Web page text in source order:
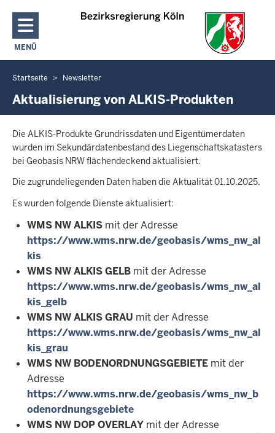
Direkt zum Inhalt
MENÜ
NAVIGATION AKTIVIEREN/DEAKTIVIEREN: HAUPTMENÜ
Sie
befinden
Startseite Newsletter
Aktualisierung von ALKIS-Produkten
Die ALKIS-Produkte Grundrissdaten und Eigentümerdaten
wurden im Sekundärdatenbestand des Liegenschaftskatasters
bei Geobasis NRW flächendeckend aktualisiert.
Die zugrundeliegenden Daten haben die Aktualität 01.10.2025.
Es wurden folgende Dienste aktualisiert:
WMS NW ALKIS mit der Adresse
https://www.wms.nrw.de/geobasis/wms_nw_al
kis
WMS NW ALKIS GELB mit der Adresse
https://www.wms.nrw.de/geobasis/wms_nw_al
kis_gelb
WMS NW ALKIS GRAU mit der Adresse
https://www.wms.nrw.de/geobasis/wms_nw_al
kis_grau
WMS NW BODENORDNUNGSGEBIETE mit der
Adresse
https://www.wms.nrw.de/geobasis/wms_nw_b
odenordnungsgebiete
WMS NW DOP OVERLAY mit der Adresse